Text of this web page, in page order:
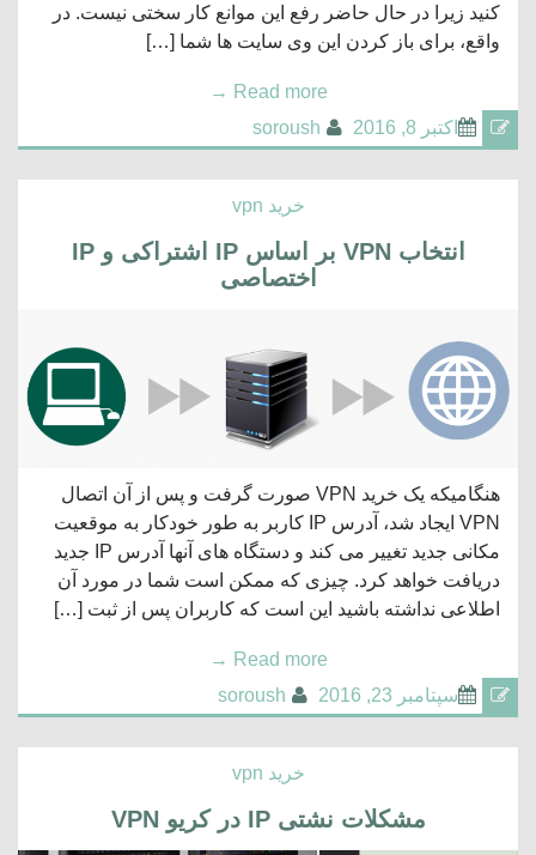
کنید زیرا در حال حاضر رفع این موانع کار سختی نیست. در
واقع، برای باز کردن این وی سایت ها شما […]
Read more
→
اکتبر 8, 2016
soroush
خرید vpn
انتخاب VPN بر اساس IP اشتراکی و IP
اختصاصی
هنگامیکه یک خرید VPN صورت گرفت و پس از آن اتصال
VPN ایجاد شد، آدرس IP کاربر به طور خودکار به موقعیت
مکانی جدید تغییر می کند و دستگاه های آنها آدرس IP جدید
دریافت خواهد کرد. چیزی که ممکن است شما در مورد آن
اطلاعی نداشته باشید این است که کاربران پس از ثبت […]
Read more
→
سپتامبر 23, 2016
soroush
خرید vpn
مشکلات نشتی IP در کریو VPN